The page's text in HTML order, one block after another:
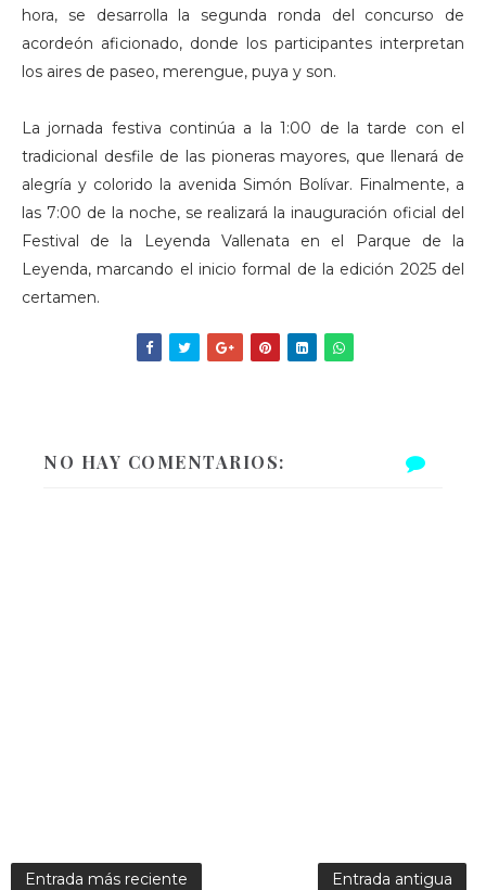
hora, se desarrolla la segunda ronda del concurso de
acordeón aficionado, donde los participantes interpretan
los aires de paseo, merengue, puya y son.
La jornada festiva continúa a la 1:00 de la tarde con el
tradicional desfile de las pioneras mayores, que llenará de
alegría y colorido la avenida Simón Bolívar. Finalmente, a
las 7:00 de la noche, se realizará la inauguración oficial del
Festival de la Leyenda Vallenata en el Parque de la
Leyenda, marcando el inicio formal de la edición 2025 del
certamen.
NO HAY COMENTARIOS:
Entrada más reciente Entrada antigua